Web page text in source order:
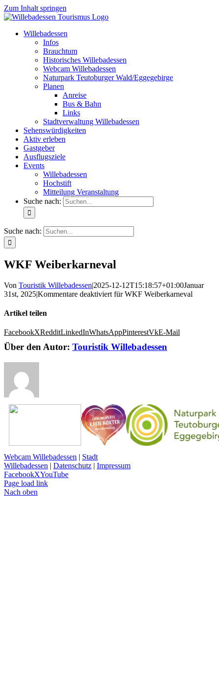
Zum Inhalt springen
Willebadessen
Infos
Brauchtum
Historisches Willebadessen
Webcam Willebadessen
Naturpark Teutoburger Wald/Eggegebirge
Planen
Anreise
Bus & Bahn
Links
Stadtverwaltung Willebadessen
Sehenswürdigkeiten
Aktiv erleben
Gastgeber
Ausflugsziele
Events
Willebadessen
Hochstift
Mitteilung Veranstaltung
Suche nach:
Suche nach:
WKF Weiberkarneval
Von Touristik Willebadessen|2025-12-12T15:18:57+01:00Januar
31st, 2025|Kommentare deaktiviert für WKF Weiberkarneval
Artikel teilen
FacebookXRedditLinkedInWhatsAppPinterestVkE-Mail
Über den Autor: Touristik Willebadessen
Webcam Willebadessen | Stadt
Willebadessen | Datenschutz | Impressum
FacebookXYouTube
Page load link
Nach oben